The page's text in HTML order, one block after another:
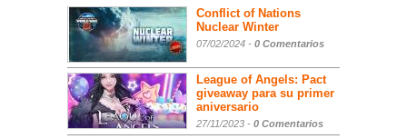
Conflict of Nations
Nuclear Winter
07/02/2024 - 0 Comentarios
League of Angels: Pact
giveaway para su primer
aniversario
27/11/2023 - 0 Comentarios